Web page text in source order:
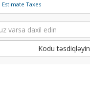
Estimate Taxes
Kodu təsdiqləyin